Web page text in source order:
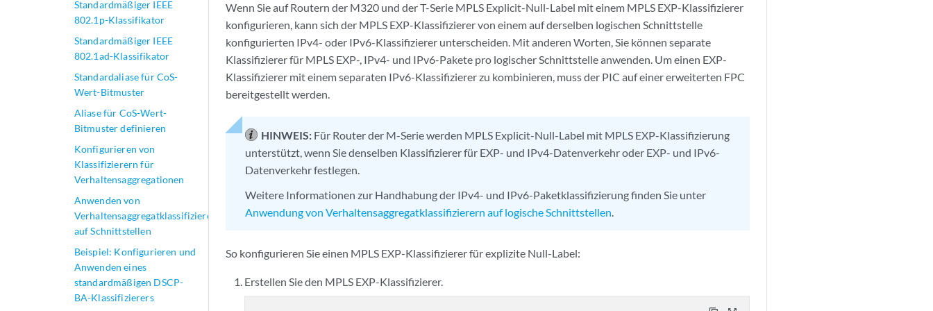
Standardmäßiger IEEE
802.1p-Klassifikator
Standardmäßiger IEEE
802.1ad-Klassifikator
Standardaliase für CoS-
Wert-Bitmuster
Aliase für CoS-Wert-
Bitmuster definieren
Konfigurieren von
Klassifizierern für
Verhaltensaggregationen
Anwenden von
Verhaltensaggregatklassifizierern
auf Schnittstellen
Beispiel: Konfigurieren und
Anwenden eines
standardmäßigen DSCP-
BA-Klassifizierers
Wenn Sie auf Routern der M320 und der T-Serie MPLS Explicit-Null-Label mit einem MPLS EXP-Klassifizierer
konfigurieren, kann sich der MPLS EXP-Klassifizierer von einem auf derselben logischen Schnittstelle
konfigurierten IPv4- oder IPv6-Klassifizierer unterscheiden. Mit anderen Worten, Sie können separate
Klassifizierer für MPLS EXP-, IPv4- und IPv6-Pakete pro logischer Schnittstelle anwenden. Um einen EXP-
Klassifizierer mit einem separaten IPv6-Klassifizierer zu kombinieren, muss der PIC auf einer erweiterten FPC
bereitgestellt werden.
HINWEIS: Für Router der M-Serie werden MPLS Explicit-Null-Label mit MPLS EXP-Klassifizierung
unterstützt, wenn Sie denselben Klassifizierer für EXP- und IPv4-Datenverkehr oder EXP- und IPv6-
Datenverkehr festlegen.
Weitere Informationen zur Handhabung der IPv4- und IPv6-Paketklassifizierung finden Sie unter
Anwendung von Verhaltensaggregatklassifizierern auf logische Schnittstellen.
So konfigurieren Sie einen MPLS EXP-Klassifizierer für explizite Null-Label:
Erstellen Sie den MPLS EXP-Klassifizierer.